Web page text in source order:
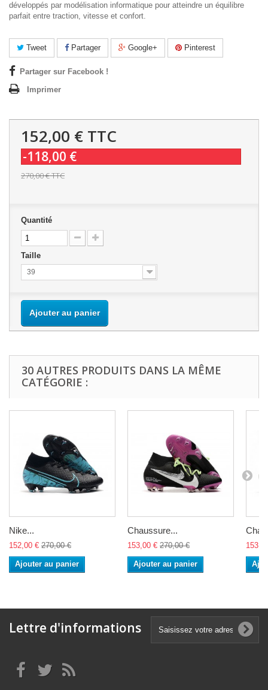
développés par modélisation informatique pour atteindre un équilibre
parfait entre traction, vitesse et confort.
Tweet Partager Google+ Pinterest
Partager sur Facebook !
Imprimer
152,00 € TTC
-118,00 €
270,00 €TTC
Quantité
Taille
39
Ajouter au panier
30 AUTRES PRODUITS DANS LA MÊME
CATÉGORIE :
Nike...
152,00 € 270,00 €
Ajouter au panier
Chaussure...
153,00 € 270,00 €
Ajouter au panier
Lettre d'informations